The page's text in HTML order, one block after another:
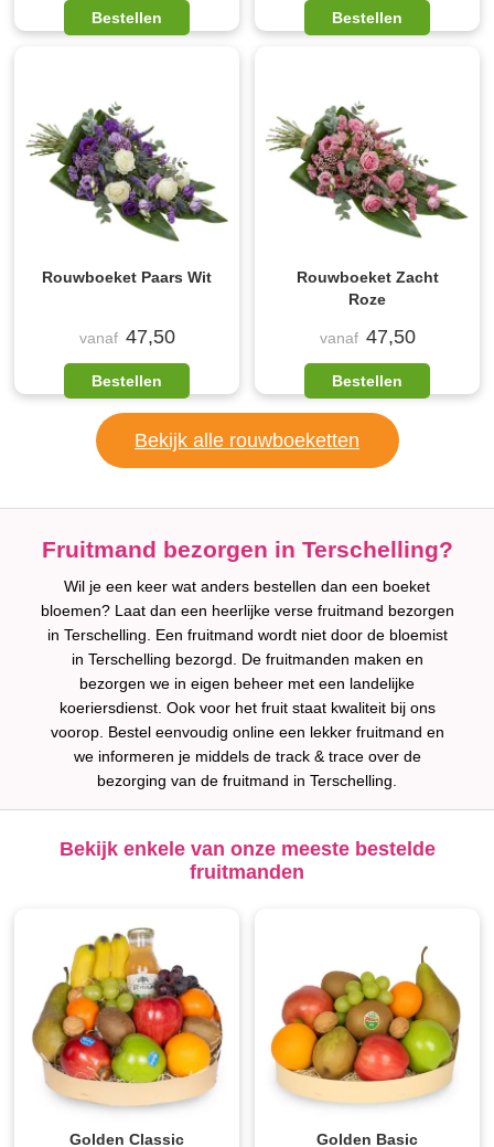
Bestellen Bestellen
Rouwboeket Paars Wit
vanaf 47,50
Bestellen
Rouwboeket Zacht
Roze
vanaf 47,50
Bestellen
Bekijk alle rouwboeketten
Fruitmand bezorgen in Terschelling?
Wil je een keer wat anders bestellen dan een boeket
bloemen? Laat dan een heerlijke verse fruitmand bezorgen
in Terschelling. Een fruitmand wordt niet door de bloemist
in Terschelling bezorgd. De fruitmanden maken en
bezorgen we in eigen beheer met een landelijke
koeriersdienst. Ook voor het fruit staat kwaliteit bij ons
voorop. Bestel eenvoudig online een lekker fruitmand en
we informeren je middels de track & trace over de
bezorging van de fruitmand in Terschelling.
Bekijk enkele van onze meeste bestelde
fruitmanden
Golden Classic Golden Basic